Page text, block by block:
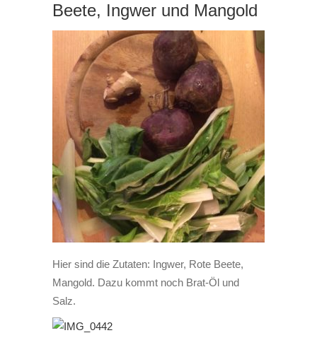
Beete, Ingwer und Mangold
Hier sind die Zutaten: Ingwer, Rote Beete,
Mangold. Dazu kommt noch Brat-Öl und
Salz.